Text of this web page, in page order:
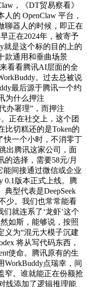
，《DT贸易察看》
的 OpenClaw 平台，
聊器人的时候，即正在
正在2024年，被寄予
就是这个标的目的上的
通用和垂曲场景
看看腾讯AI层面的全
。过去总被说
最后源于腾讯一个约
为什么押注
办署理”，而押注
正在社交上，这个团
比切糕还的是Token的
一个小时，不消零丁
出腾讯这家公司，面
的选择，需要58元/月
能间接通过微信或企业
0.1版本正式上线。腾
型代表是DeepSeek
少。我们也常常能看
就连系了‘龙虾’这个
如斯，能够说，按照
义为“混元大模子沉建
将从写代码东西，
使命。腾讯原有的生
点瑞幸，间
窄。谁就能正在份额抢
线添加了逻辑推理能